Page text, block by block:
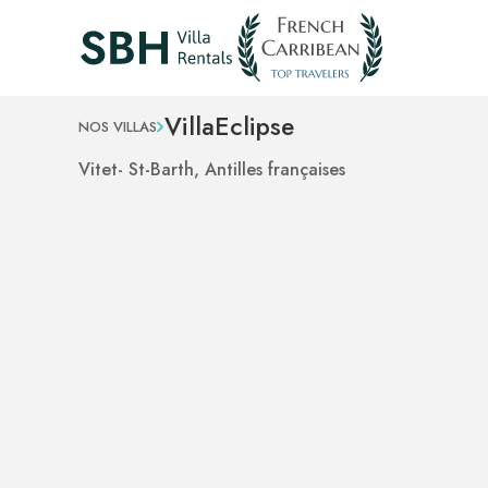
NOS VILLAS VillaEclipse
Vitet- St-Barth, Antilles françaises